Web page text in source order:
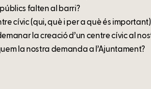
falten al barri?
cívic (qui, què i per a què és
la creació d’un centre cívic al
la nostra demanda a l’Ajuntament?